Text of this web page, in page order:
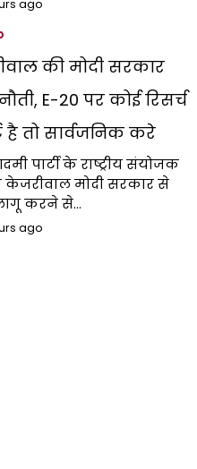
ago
की मोदी सरकार
E-20 पर कोई रिसर्च
है तो सार्वजनिक करे
पार्टी के राष्ट्रीय संयोजक
केजरीवाल मोदी सरकार से
करने से…
ago